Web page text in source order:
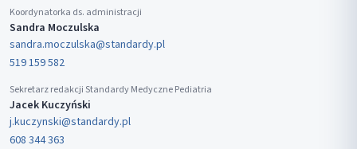
Koordynatorka ds. administracji
Sandra Moczulska
sandra.moczulska@standardy.pl
519 159 582
Sekretarz redakcji Standardy Medyczne Pediatria
Jacek Kuczyński
j.kuczynski@standardy.pl
608 344 363